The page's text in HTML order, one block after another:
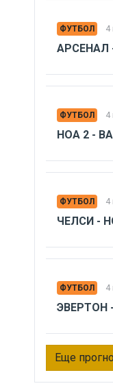
ФУТБОЛ 4
АРСЕНАЛ
ФУТБОЛ 4
НОА 2 -
ФУТБОЛ 4
ЧЕЛСИ -
ФУТБОЛ 4
ЭВЕРТОН
Еще